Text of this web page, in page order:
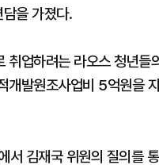
을 가졌다.
취업하려는 라오스 청년들
개발원조사업비 5억원을
김재국 위원의 질의를